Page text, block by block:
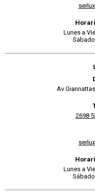
Lunes a
Av
2698
Lunes a